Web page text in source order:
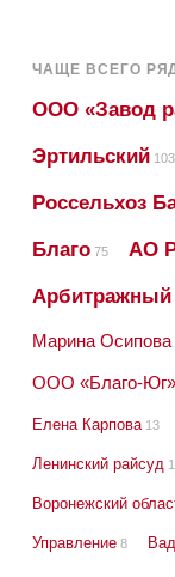
ЧАЩЕ ВСЕГО
ООО «Завод
Эртильский 103
Россельхоз
Благо 75 АО
Арбитражный
Марина Осипова
ООО «Благо-Юг»
Елена Карпова 13
Ленинский райсуд
Воронежский
Управление 8